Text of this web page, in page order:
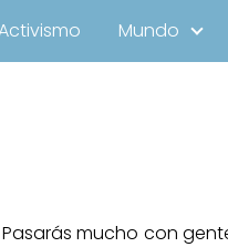
Mundo
mucho con